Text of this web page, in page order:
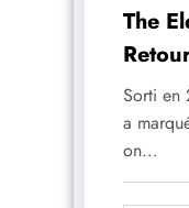
The
Sorti en
a
on…